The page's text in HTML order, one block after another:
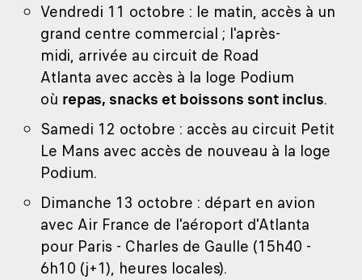
Vendredi 11 octobre : le matin, accès à un
grand centre commercial ; l'après-
midi, arrivée au circuit de Road
Atlanta avec accès à la loge Podium
où repas, snacks et boissons sont inclus.
Samedi 12 octobre : accès au circuit Petit
Le Mans avec accès de nouveau à la loge
Podium.
Dimanche 13 octobre : départ en avion
avec Air France de l'aéroport d'Atlanta
pour Paris - Charles de Gaulle (15h40 -
6h10 (j+1), heures locales).